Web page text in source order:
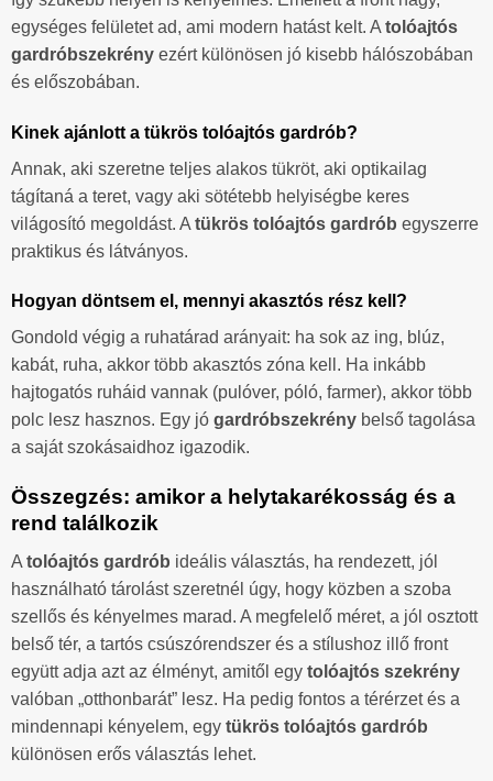
egységes felületet ad, ami modern hatást kelt. A tolóajtós
gardróbszekrény ezért különösen jó kisebb hálószobában
és előszobában.
Kinek ajánlott a tükrös tolóajtós gardrób?
Annak, aki szeretne teljes alakos tükröt, aki optikailag
tágítaná a teret, vagy aki sötétebb helyiségbe keres
világosító megoldást. A tükrös tolóajtós gardrób egyszerre
praktikus és látványos.
Hogyan döntsem el, mennyi akasztós rész kell?
Gondold végig a ruhatárad arányait: ha sok az ing, blúz,
kabát, ruha, akkor több akasztós zóna kell. Ha inkább
hajtogatós ruháid vannak (pulóver, póló, farmer), akkor több
polc lesz hasznos. Egy jó gardróbszekrény belső tagolása
a saját szokásaidhoz igazodik.
Összegzés: amikor a helytakarékosság és a
rend találkozik
A tolóajtós gardrób ideális választás, ha rendezett, jól
használható tárolást szeretnél úgy, hogy közben a szoba
szellős és kényelmes marad. A megfelelő méret, a jól osztott
belső tér, a tartós csúszórendszer és a stílushoz illő front
együtt adja azt az élményt, amitől egy tolóajtós szekrény
valóban „otthonbarát” lesz. Ha pedig fontos a térérzet és a
mindennapi kényelem, egy tükrös tolóajtós gardrób
különösen erős választás lehet.